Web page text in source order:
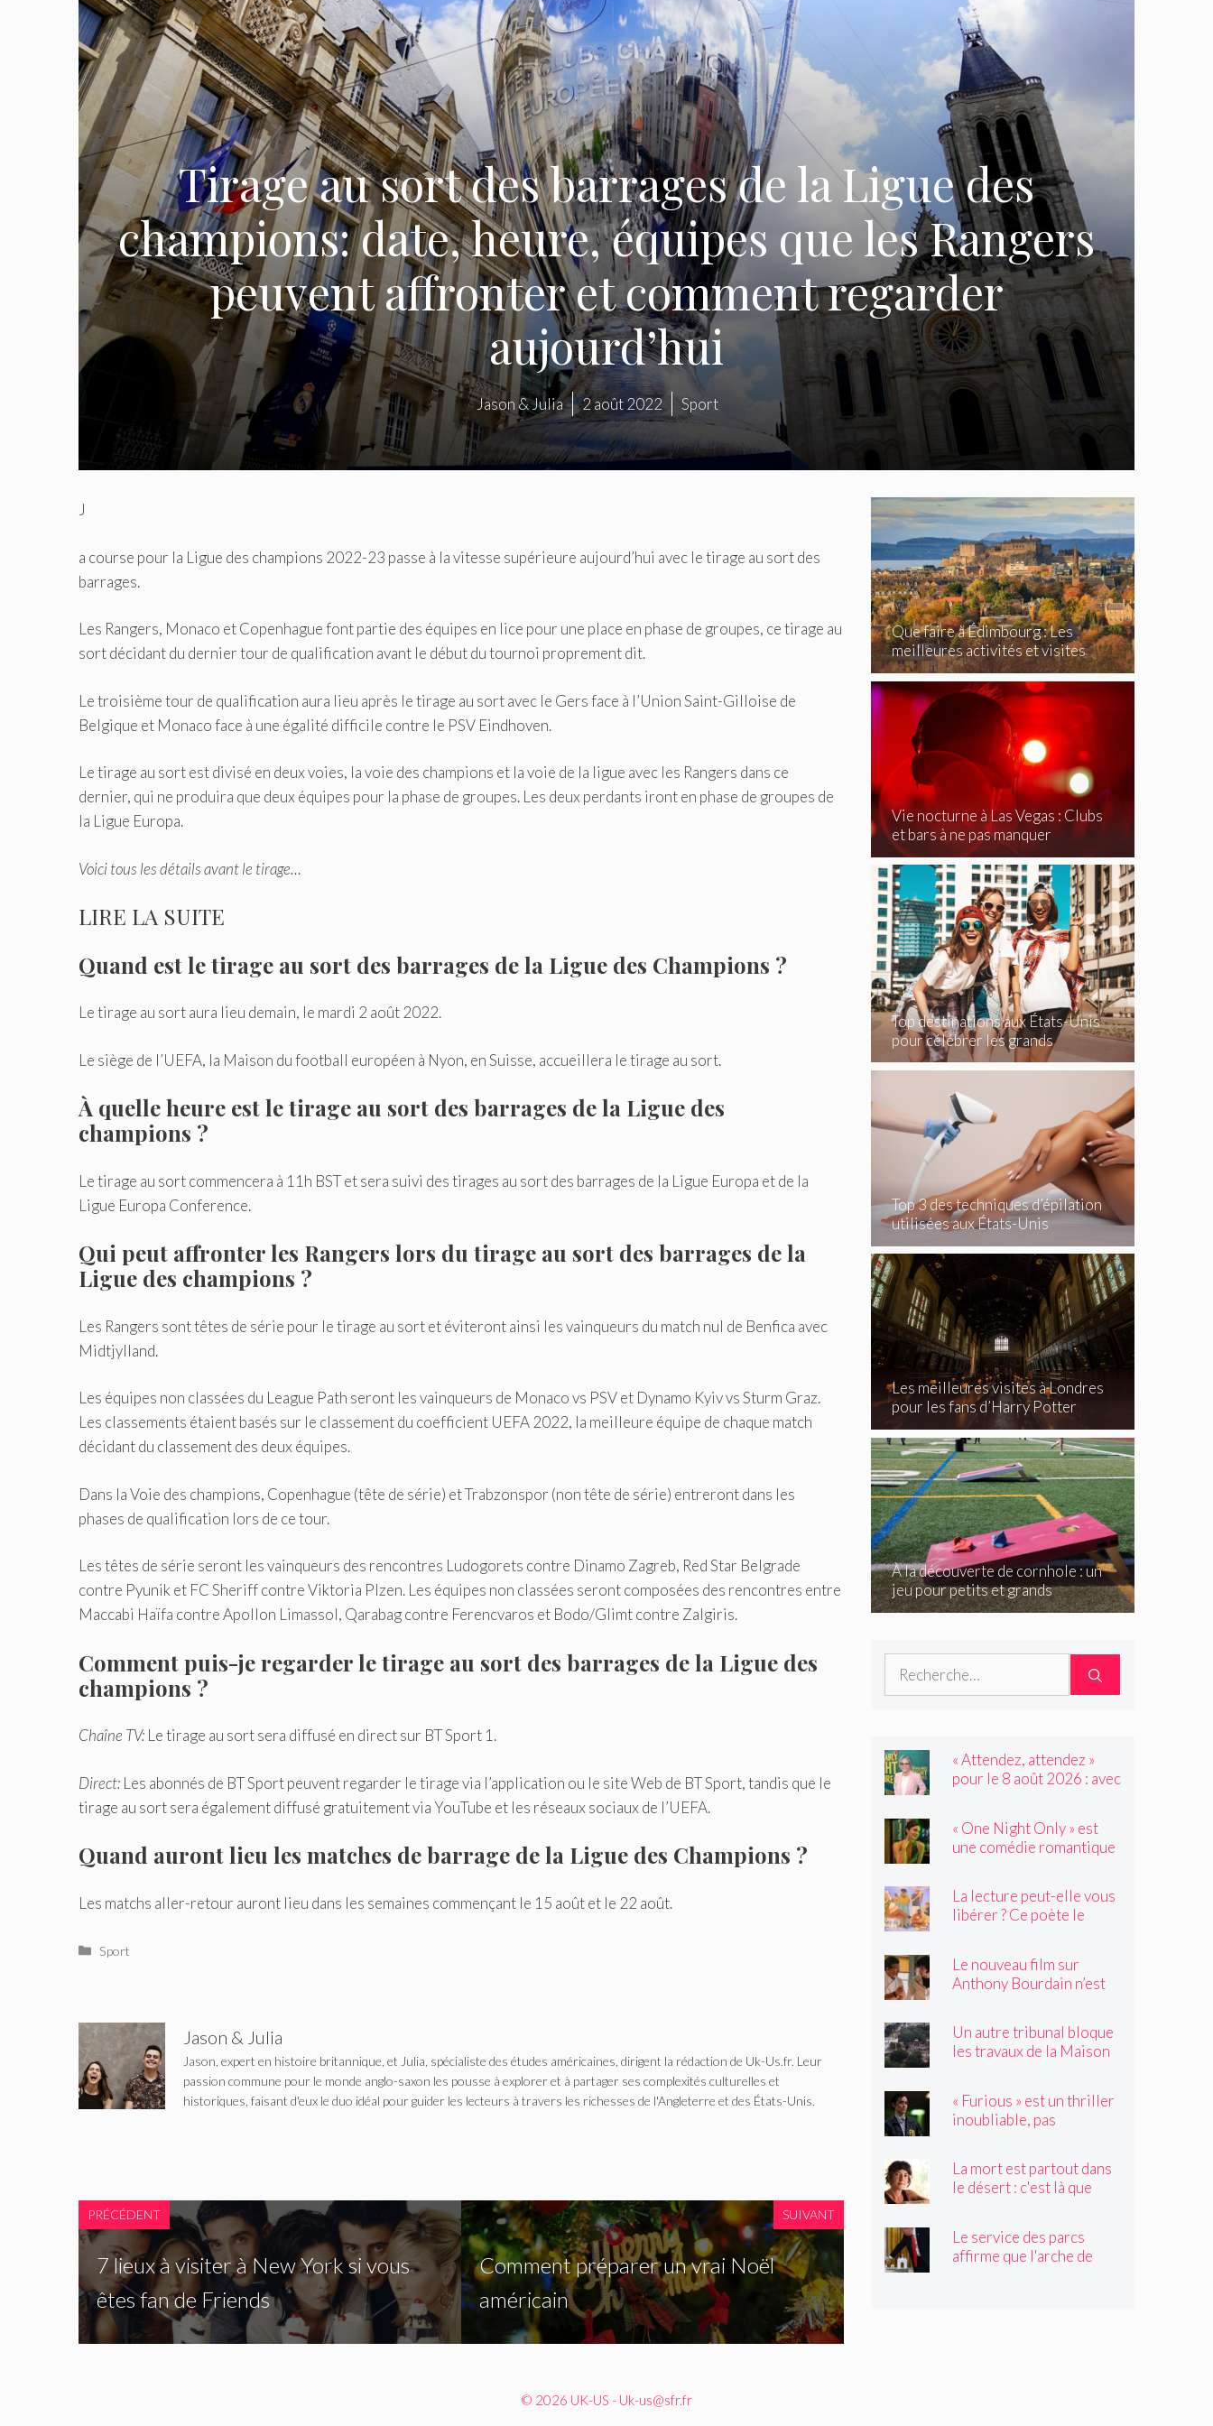
Tirage au sort des barrages de la Ligue des
champions: date, heure, équipes que les Rangers
peuvent affronter et comment regarder
aujourd’hui
Jason & Julia 2 août 2022 Sport
J
a course pour la Ligue des champions 2022-23 passe à la vitesse supérieure aujourd’hui avec le tirage au sort des
barrages.
Les Rangers, Monaco et Copenhague font partie des équipes en lice pour une place en phase de groupes, ce tirage au
sort décidant du dernier tour de qualification avant le début du tournoi proprement dit.
Le troisième tour de qualification aura lieu après le tirage au sort avec le Gers face à l’Union Saint-Gilloise de
Belgique et Monaco face à une égalité difficile contre le PSV Eindhoven.
Le tirage au sort est divisé en deux voies, la voie des champions et la voie de la ligue avec les Rangers dans ce
dernier, qui ne produira que deux équipes pour la phase de groupes. Les deux perdants iront en phase de groupes de
la Ligue Europa.
Voici tous les détails avant le tirage…
LIRE LA SUITE
Quand est le tirage au sort des barrages de la Ligue des Champions ?
Le tirage au sort aura lieu demain, le mardi 2 août 2022.
Le siège de l’UEFA, la Maison du football européen à Nyon, en Suisse, accueillera le tirage au sort.
À quelle heure est le tirage au sort des barrages de la Ligue des
champions ?
Le tirage au sort commencera à 11h BST et sera suivi des tirages au sort des barrages de la Ligue Europa et de la
Ligue Europa Conference.
Qui peut affronter les Rangers lors du tirage au sort des barrages de la
Ligue des champions ?
Les Rangers sont têtes de série pour le tirage au sort et éviteront ainsi les vainqueurs du match nul de Benfica avec
Midtjylland.
Les équipes non classées du League Path seront les vainqueurs de Monaco vs PSV et Dynamo Kyiv vs Sturm Graz.
Les classements étaient basés sur le classement du coefficient UEFA 2022, la meilleure équipe de chaque match
décidant du classement des deux équipes.
Dans la Voie des champions, Copenhague (tête de série) et Trabzonspor (non tête de série) entreront dans les
phases de qualification lors de ce tour.
Les têtes de série seront les vainqueurs des rencontres Ludogorets contre Dinamo Zagreb, Red Star Belgrade
contre Pyunik et FC Sheriff contre Viktoria Plzen. Les équipes non classées seront composées des rencontres entre
Maccabi Haïfa contre Apollon Limassol, Qarabag contre Ferencvaros et Bodo/Glimt contre Zalgiris.
Comment puis-je regarder le tirage au sort des barrages de la Ligue des
champions ?
Chaîne TV: Le tirage au sort sera diffusé en direct sur BT Sport 1.
Direct: Les abonnés de BT Sport peuvent regarder le tirage via l’application ou le site Web de BT Sport, tandis que le
tirage au sort sera également diffusé gratuitement via YouTube et les réseaux sociaux de l’UEFA.
Quand auront lieu les matches de barrage de la Ligue des Champions ?
Les matchs aller-retour auront lieu dans les semaines commençant le 15 août et le 22 août.
Catégories
Sport
Jason & Julia
Jason, expert en histoire britannique, et Julia, spécialiste des études américaines, dirigent la rédaction de Uk-Us.fr. Leur
passion commune pour le monde anglo-saxon les pousse à explorer et à partager ses complexités culturelles et
historiques, faisant d'eux le duo idéal pour guider les lecteurs à travers les richesses de l'Angleterre et des États-Unis.
PRÉCÉDENT
7 lieux à visiter à New York si vous
êtes fan de Friends
SUIVANT
Comment préparer un vrai Noël
américain
Que faire à Édimbourg : Les
meilleures activités et visites
incontournables
Vie nocturne à Las Vegas : Clubs
et bars à ne pas manquer
Top destinations aux États-Unis
pour célébrer les grands
événements
Top 3 des techniques d’épilation
utilisées aux États-Unis
Les meilleures visites à Londres
pour les fans d’Harry Potter
À la découverte de cornhole : un
jeu pour petits et grands
Rechercher :
« Attendez, attendez »
pour le 8 août 2026 : avec
« One Night Only » est
une comédie romantique
La lecture peut-elle vous
libérer ? Ce poète le
Le nouveau film sur
Anthony Bourdain n’est
Un autre tribunal bloque
les travaux de la Maison
suprême
« Furious » est un thriller
inoubliable, pas
La mort est partout dans
le désert : c'est là que
Le service des parcs
affirme que l'arche de
© 2026 UK-US - Uk-us@sfr.fr